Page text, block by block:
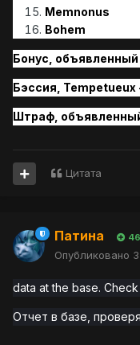
Memnonus
Bohem
Бонус,
Бэссия, Tempetueux
Штраф, объявленн
Цитата
Патина 46
Опубликовано
data at the base.
Отчет в базе,